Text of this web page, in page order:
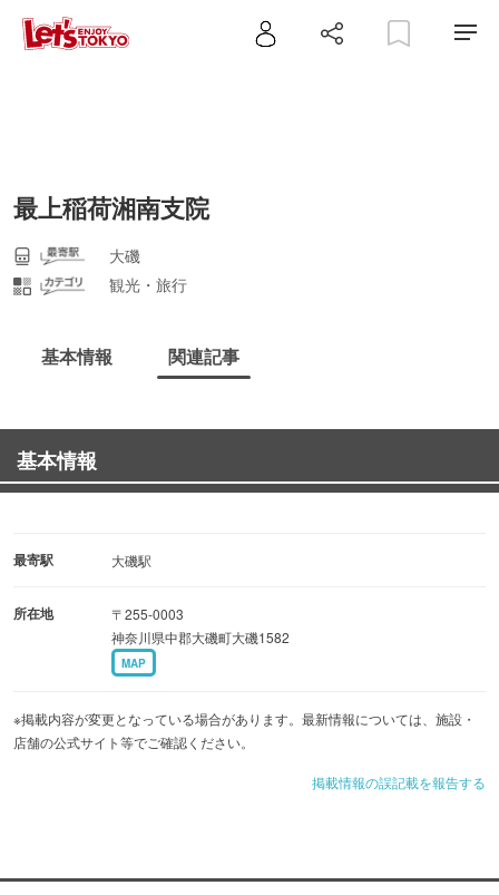
最上稲荷湘南支院
大磯
観光・旅行
基本情報 関連記事
基本情報
最寄駅 大磯駅
所在地
〒255-0003
神奈川県中郡大磯町大磯1582
MAP
※掲載内容が変更となっている場合があります。最新情報については、施設・
店舗の公式サイト等でご確認ください。
掲載情報の誤記載を報告する